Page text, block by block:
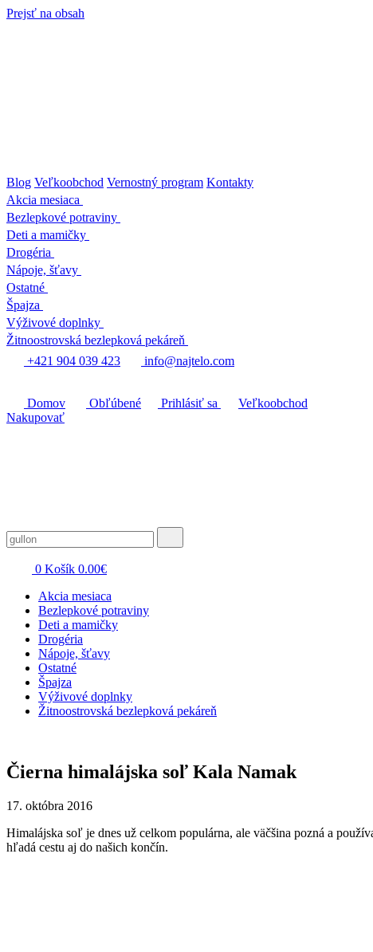
Prejsť na obsah
Blog Veľkoobchod Vernostný program Kontakty
Akcia mesiaca
Bezlepkové potraviny
Deti a mamičky
Drogéria
Nápoje, šťavy
Ostatné
Špajza
Výživové doplnky
Žitnoostrovská bezlepková pekáreň
+421 904 039 423
info@najtelo.com
Domov Obľúbené Prihlásiť sa
Veľkoobchod
Nakupovať
0 Košík 0.00€
Akcia mesiaca
Bezlepkové potraviny
Deti a mamičky
Drogéria
Nápoje, šťavy
Ostatné
Špajza
Výživové doplnky
Žitnoostrovská bezlepková pekáreň
Čierna himalájska soľ Kala Namak
17. októbra 2016
Himalájska soľ je dnes už celkom populárna, ale väčšina pozná a
hľadá cestu aj do našich končín.